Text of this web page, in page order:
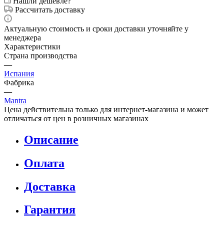
Рассчитать доставку
Актуальную стоимость и сроки доставки уточняйте у
менеджера
Характеристики
Страна производства
—
Испания
Фабрика
—
Mantra
Цена действительна только для интернет-магазина и может
отличаться от цен в розничных магазинах
Описание
Оплата
Доставка
Гарантия